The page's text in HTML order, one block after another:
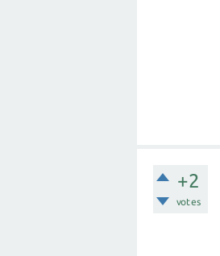
+2
votes